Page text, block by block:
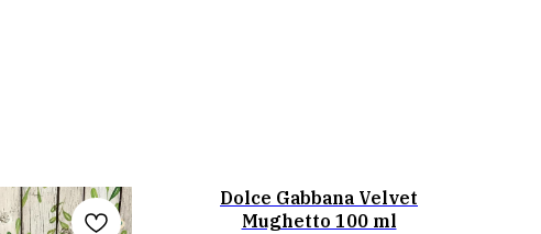
Dolce Gabbana Velvet
Mughetto 100 ml